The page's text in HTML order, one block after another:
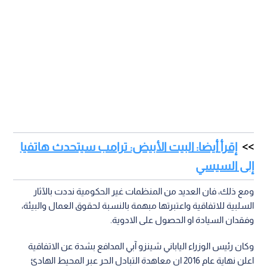
إقرأ أيضا: البيت الأبيض: ترامب سيتحدث هاتفيا
إلى السيسي
ومع ذلك، فان العديد من المنظمات غير الحكومية نددت بالآثار
السلبية للاتفاقية واعتبرتها مبهمة بالنسبة لحقوق العمال والبيئة،
وفقدان السيادة او الحصول على الادوية.
وكان رئيس الوزراء الياباني شينزو آبي المدافع بشدة عن الاتفاقية
اعلن نهاية عام 2016 ان معاهدة التبادل الحر عبر المحيط الهادئ